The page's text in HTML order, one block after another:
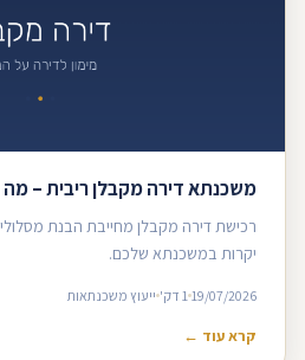
משכנתא דירה מקבלן ריבית –
רכישת דירה מקבלן מחייבת הבנת
יקרות במשכנתא שלכם.
19/07/2026 1 דק' ייעוץ משכנתאות
קרא עוד ←